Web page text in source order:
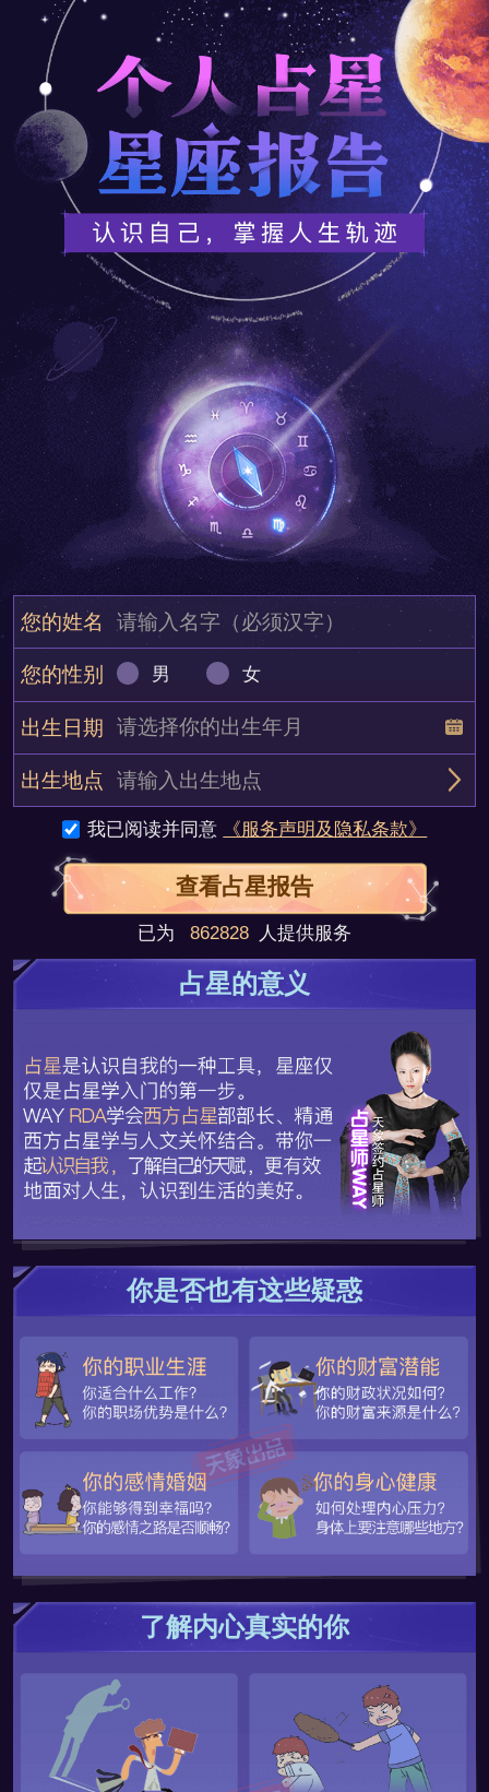
您的姓名
您的性别 男 女
出生日期
出生地点
我已阅读并同意 《服务声明及隐私条款》
查看占星报告
已为 862828 人提供服务
占星的意义
你是否也有这些疑惑
了解内心真实的你